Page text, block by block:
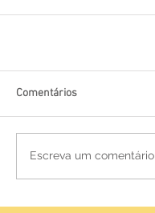
Comentários
Escreva um comentário